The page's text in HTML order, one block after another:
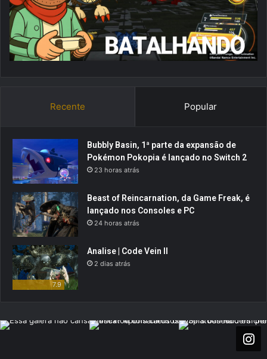
Recente Popular
Bubbly Basin, 1ª parte da expansão de
Pokémon Pokopia é lançado no Switch 2
23 horas atrás
Beast of Reincarnation, da Game Freak, é
lançado nos Consoles e PC
24 horas atrás
7.9
Analise | Code Vein II
2 dias atrás